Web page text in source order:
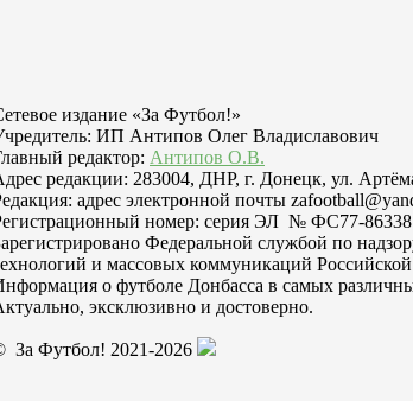
издание «За Футбол!»
ИП Антипов Олег Владиславович
редактор: Антипов О.В.
редакции: 283004, ДНР, г. Донецк, ул.
адрес электронной почты
номер: серия ЭЛ № ФС77-86338
Федеральной службой по
и массовых коммуникаций
о футболе Донбасса в самых
эксклюзивно и достоверно.
За Футбол! 2021-2026